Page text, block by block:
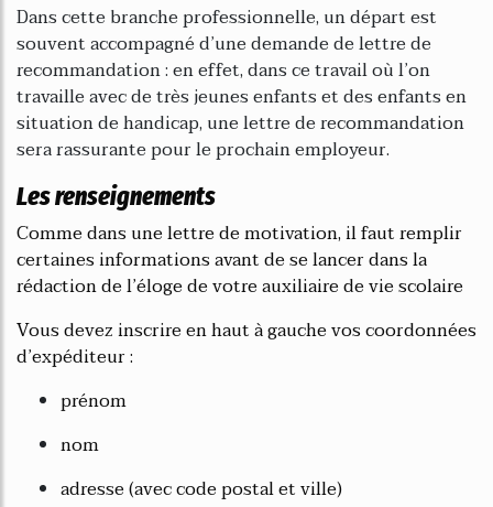
Dans cette branche professionnelle, un départ est
souvent accompagné d’une demande de lettre de
recommandation : en effet, dans ce travail où l’on
travaille avec de très jeunes enfants et des enfants en
situation de handicap, une lettre de recommandation
sera rassurante pour le prochain employeur.
Les renseignements
Comme dans une lettre de motivation, il faut remplir
certaines informations avant de se lancer dans la
rédaction de l’éloge de votre auxiliaire de vie scolaire
Vous devez inscrire en haut à gauche vos coordonnées
d’expéditeur :
prénom
nom
adresse (avec code postal et ville)